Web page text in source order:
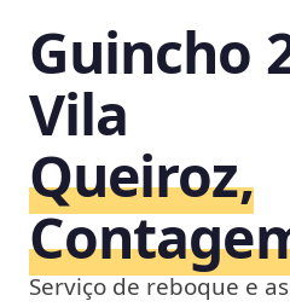
Guincho
Vila
Queiroz,
Serviço de reboque e